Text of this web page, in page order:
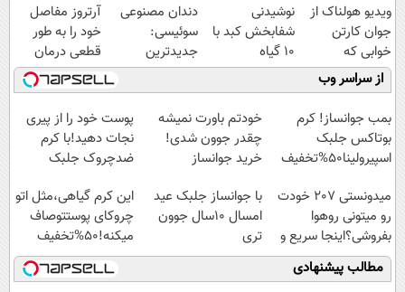
ویدیو هولناک از
جوان کارتن
خوابی که
میلیاردر شد.
آموزش رایگان
نوشیدنی
شفابخش کبد با
10 گیاه
موثر(تخفیف تا
امشب)
دندان مصنوعی
سوئیسی:
جدیدترین
فناوری اروپا،
سبک و مقاوم |
پرداخت قسطی
آرتروز مفاصل
خود را به طور
قطعی درمان
کنید!
◗پرسش‌نامه◖
از سراسر وب
بمب جوانساز! کرم
بوتاکس جلبک
اسپیرولینا50%تخفیف
خودتم باورت نمیشه
چقدر جوون شدی!
خرید جوانساز
ویژه
پوست خود را از پیری
نجات دهید!با کرم
ضدچروک جلبک
میدونستی 207 خودت
رو میتونی روهوا
بفروشی؟اینجا سریع و
راحت بفروش
با جوانساز جلبک عید
امسال ۱۰سال جوون
تری
این کرم گیاهی،مثل اتو
چروکای پوستتوصاف
میکنه!50%تخفیف
مطالب پیشنهادی